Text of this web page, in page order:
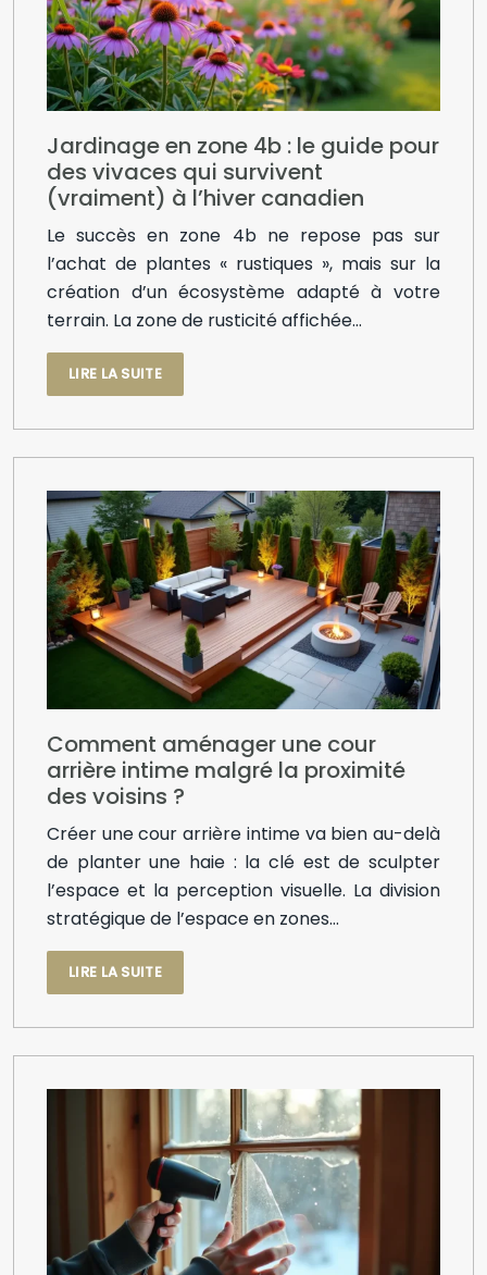
Jardinage en zone 4b : le guide pour
des vivaces qui survivent
(vraiment) à l’hiver canadien
Le succès en zone 4b ne repose pas sur
l’achat de plantes « rustiques », mais sur la
création d’un écosystème adapté à votre
terrain. La zone de rusticité affichée…
LIRE LA SUITE
Comment aménager une cour
arrière intime malgré la proximité
des voisins ?
Créer une cour arrière intime va bien au-delà
de planter une haie : la clé est de sculpter
l’espace et la perception visuelle. La division
stratégique de l’espace en zones…
LIRE LA SUITE